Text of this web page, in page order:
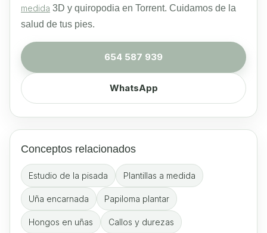
medida 3D y quiropodia en Torrent. Cuidamos de la
salud de tus pies.
654 587 939
WhatsApp
Conceptos relacionados
Estudio de la pisada Plantillas a medida
Uña encarnada Papiloma plantar
Hongos en uñas Callos y durezas